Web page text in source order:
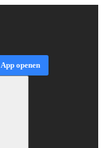
App openen